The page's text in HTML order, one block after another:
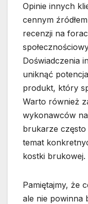
Opinie innych
cennym
recenzji na
Doświadczenia
uniknąć
produkt, który
Warto również
wykonawców
brukarze
temat
kostki brukowej.
Pamiętajmy, że
ale nie powinna